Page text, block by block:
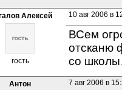
Алексей
гость
10 авг 2006 в
ВСем
отсканю
со
Антон 7 авг 2006 в